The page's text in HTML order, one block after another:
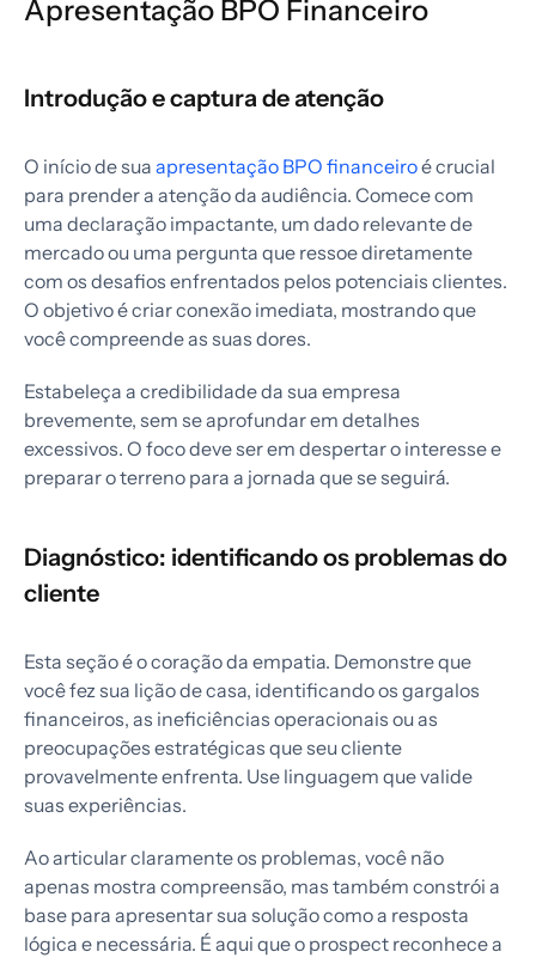
Apresentação BPO Financeiro
Introdução e captura de atenção
O início de sua apresentação BPO financeiroé crucial
para prender a atenção da audiência. Comece com
uma declaração impactante, um dado relevante de
mercado ou uma pergunta que ressoe diretamente
com os desafios enfrentados pelos potenciais clientes.
O objetivo é criar conexão imediata, mostrando que
você compreende as suas dores.
Estabeleça a credibilidade da sua empresa
brevemente, sem se aprofundar em detalhes
excessivos. O foco deve ser em despertar o interesse e
preparar o terreno para a jornada que se seguirá.
Diagnóstico: identificando os problemas do
cliente
Esta seção é o coração da empatia. Demonstre que
você fez sua lição de casa, identificando os gargalos
financeiros, as ineficiências operacionais ou as
preocupações estratégicas que seu cliente
provavelmente enfrenta. Use linguagem que valide
suas experiências.
Ao articular claramente os problemas, você não
apenas mostra compreensão, mas também constrói a
base para apresentar sua solução como a resposta
lógica e necessária. É aqui que o prospect reconhece a